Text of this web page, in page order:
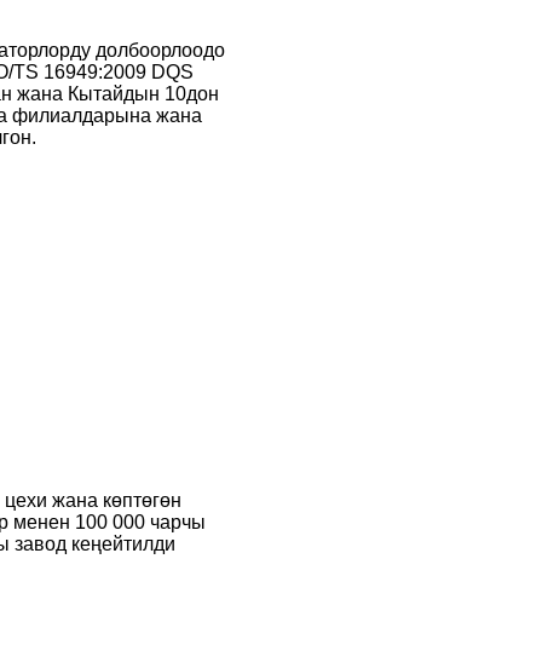
долбоорлоодо
TS 16949:2009 DQS
жана Кытайдын 10дон
филиалдарына жана
жана көптөгөн
менен 100 000 чарчы
кеңейтилди